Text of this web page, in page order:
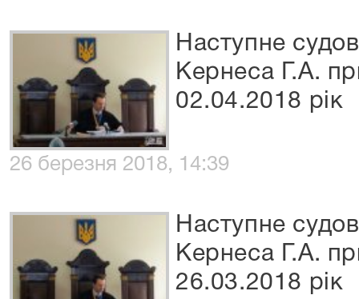
Наступне
Кернеса Г.А.
02.04.2018 рік
26 березня 2018, 14:39
Наступне
Кернеса Г.А.
26.03.2018 рік